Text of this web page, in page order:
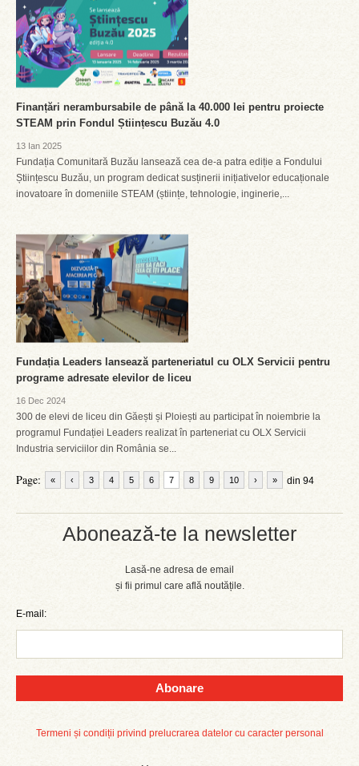
Abonează-te la newsletter
Lasă-ne adresa de email
și fii primul care află noutățile.
E-mail:
Abonare
Termeni și condiții privind prelucrarea datelor cu caracter personal
Finanțări nerambursabile de până la 40.000 lei pentru proiecte
STEAM prin Fondul Științescu Buzău 4.0
13 Ian 2025
Fundația Comunitară Buzău lansează cea de-a patra ediție a Fondului
Științescu Buzău, un program dedicat susținerii inițiativelor educaționale
inovatoare în domeniile STEAM (științe, tehnologie, inginerie,...
Fundația Leaders lansează parteneriatul cu OLX Servicii pentru
programe adresate elevilor de liceu
16 Dec 2024
300 de elevi de liceu din Găești și Ploiești au participat în noiembrie la
programul Fundației Leaders realizat în parteneriat cu OLX Servicii
Industria serviciilor din România se...
Page: « ‹ 3 4 5 6 7 8 9 10 din 94
› »